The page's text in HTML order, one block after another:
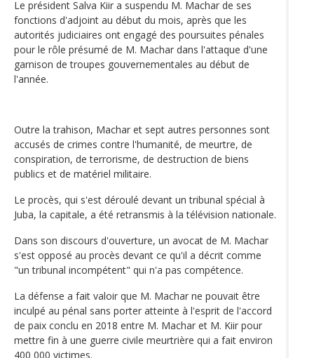
Le président Salva Kiir a suspendu M. Machar de ses
fonctions d'adjoint au début du mois, après que les
autorités judiciaires ont engagé des poursuites pénales
pour le rôle présumé de M. Machar dans l'attaque d'une
garnison de troupes gouvernementales au début de
l'année.
Outre la trahison, Machar et sept autres personnes sont
accusés de crimes contre l'humanité, de meurtre, de
conspiration, de terrorisme, de destruction de biens
publics et de matériel militaire.
Le procès, qui s'est déroulé devant un tribunal spécial à
Juba, la capitale, a été retransmis à la télévision nationale.
Dans son discours d'ouverture, un avocat de M. Machar
s'est opposé au procès devant ce qu'il a décrit comme
"un tribunal incompétent" qui n'a pas compétence.
La défense a fait valoir que M. Machar ne pouvait être
inculpé au pénal sans porter atteinte à l'esprit de l'accord
de paix conclu en 2018 entre M. Machar et M. Kiir pour
mettre fin à une guerre civile meurtrière qui a fait environ
400 000 victimes.